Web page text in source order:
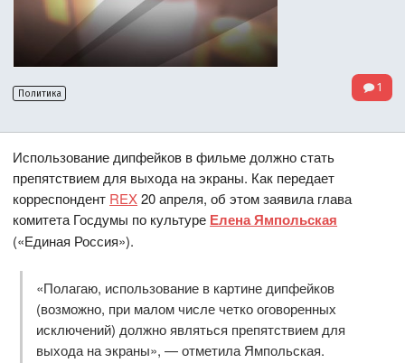
Политика 1
Использование дипфейков в фильме должно стать
препятствием для выхода на экраны. Как передает
корреспондент REX20 апреля, об этом заявила глава
комитета Госдумы по культуре Елена Ямпольская
(«Единая Россия»).
«Полагаю, использование в картине дипфейков
(возможно, при малом числе четко оговоренных
исключений) должно являться препятствием для
выхода на экраны», — отметила Ямпольская.